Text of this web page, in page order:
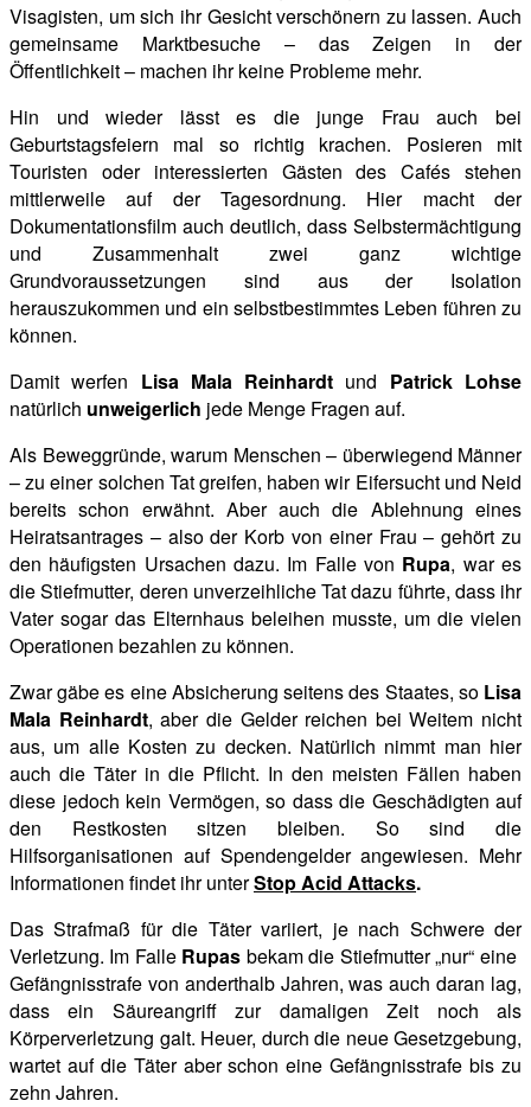
Visagisten, um sich ihr Gesicht verschönern zu lassen. Auch
gemeinsame Marktbesuche – dasZeigen in der
Öffentlichkeit – machen ihr keine Probleme mehr.
Hin und wieder lässt es die junge Frau auch bei
Geburtstagsfeiern mal so richtig krachen. Posieren mit
Touristen oder interessierten Gästen des Cafés stehen
mittlerweile auf der Tagesordnung. Hier macht der
Dokumentationsfilm auch deutlich, dass Selbstermächtigung
und Zusammenhalt zwei ganz wichtige
Grundvoraussetzungen sind aus der Isolation
herauszukommen und ein selbstbestimmtes Leben führen zu
können.
Damit werfen Lisa Mala Reinhardt und Patrick Lohse
natürlich unweigerlich jede Menge Fragen auf.
Als Beweggründe, warum Menschen – überwiegend Männer
– zu einer solchen Tat greifen, haben wir Eifersucht und Neid
bereits schon erwähnt. Aber auch die Ablehnung eines
Heiratsantrages – also der Korb von einer Frau – gehört zu
den häufigsten Ursachen dazu. Im Falle von Rupa, war es
die Stiefmutter, deren unverzeihliche Tat dazu führte, dass ihr
Vater sogar das Elternhaus beleihen musste, um die vielen
Operationen bezahlen zu können.
Zwar gäbe es eine Absicherung seitens des Staates, so Lisa
Mala Reinhardt, aber die Gelder reichen bei Weitem nicht
aus, um alle Kosten zu decken. Natürlich nimmt man hier
auch die Täter in die Pflicht. In den meisten Fällen haben
diese jedoch kein Vermögen, so dass die Geschädigten auf
den Restkosten sitzen bleiben. So sind die
Hilfsorganisationen auf Spendengelder angewiesen. Mehr
Informationen findet ihr unterStop Acid Attacks.
Das Strafmaß für die Täter variiert, je nach Schwere der
Verletzung. Im Falle Rupas bekam die Stiefmutter „nur“ eine
Gefängnisstrafe von anderthalb Jahren, was auch daran lag,
dass ein Säureangriff zur damaligen Zeit noch als
Körperverletzung galt. Heuer, durch die neue Gesetzgebung,
wartet auf die Täter aber schon eine Gefängnisstrafe bis zu
zehn Jahren.